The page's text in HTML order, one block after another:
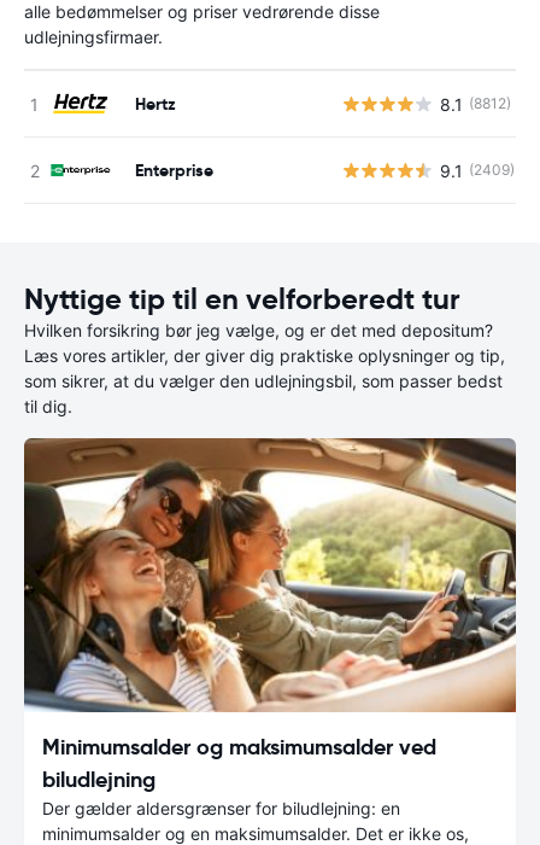
alle bedømmelser og priser vedrørende disse
udlejningsfirmaer.
Hertz 8.1 (8812)
Enterprise 9.1 (2409)
Nyttige tip til en velforberedt tur
Hvilken forsikring bør jeg vælge, og er det med depositum?
Læs vores artikler, der giver dig praktiske oplysninger og tip,
som sikrer, at du vælger den udlejningsbil, som passer bedst
til dig.
Minimumsalder og maksimumsalder ved
biludlejning
Der gælder aldersgrænser for biludlejning: en
minimumsalder og en maksimumsalder. Det er ikke os,